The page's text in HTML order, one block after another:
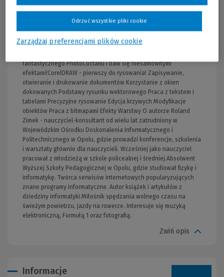
Uderzenie czy rysowanie symetryczne. Naucz się wykorzystywać
dodawania tekstu, tworzenia komiksów czy broszur. Sprawdź, jak
czynienia z bitmapą i do czego mogą posłużyć Ci warstwy. Odkryj
fantastycznego PhotoCoctailu i baw się niesamowitymi
efektami!CorelDRAW - pierwszy do rysowania! Zapisywanie,
otwieranie i drukowanie dokumentów Korzystanie z okien
dokowanych Podstawy rysunku wektorowego Praca z tekstem i
tabelami Precyzyjne rysowanie Edycja krzywych Modyfikacje
obiektów Praca z bitmapami Efekty Warstwy O autorze Roland
Zimek - nauczyciel-konsultant od wielu lat zatrudniony w
Wojewódzkim Ośrodku Doskonalenia Informatycznego i
Politechnicznego w Opolu, gdzie prowadzi konferencje, szkolenia
i warsztaty głównie dla nauczycieli. Wcześniej jako nauczyciel
pracował z młodzieżą w szkole policealnej i średniej.Absolwent
Wyższej Szkoły Pedagogicznej w Opolu, gdzie studiował fizykę i
informatykę. Twórca serwisów internetowych popularyzujących
znane programy informatyczne. Autor książek i artykułów z
dziedziny informatyki.Miłośnik spędzania wolnego czasu na
świeżym powietrzu, jazdy na rowerze. Interesuje się muzyką
elektroniczną, Formułą 1 oraz fotografią.
Zwiń opis
Informacje
Zarządzaj preferencjami plików cookie
Odrzuć wszystkie pliki cookie